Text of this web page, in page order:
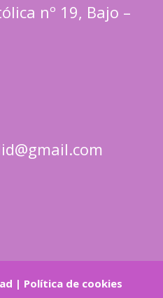
nº 19, Bajo –
| Política de cookies